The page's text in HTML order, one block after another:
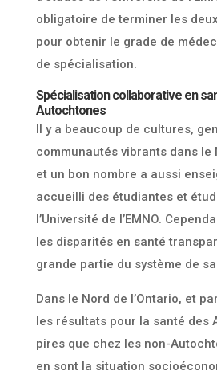
obligatoire de terminer les
pour obtenir le grade de
de spécialisation.
Spécialisation collaborative en
Autochtones
Il y a beaucoup de cultures,
communautés vibrants dans le
et un bon nombre a aussi
accueilli des étudiantes et
l’Université de l’EMNO.
les disparités en santé
grande partie du système de
Dans le Nord de l’Ontario, et
les résultats pour la santé des
pires que chez les non-
en sont la situation